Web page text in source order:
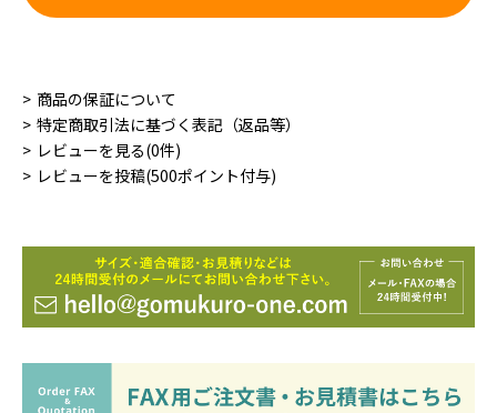
商品の保証について
特定商取引法に基づく表記（返品等）
レビューを見る(0件)
レビューを投稿(500ポイント付与)